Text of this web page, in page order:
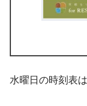
水曜日の時刻表は